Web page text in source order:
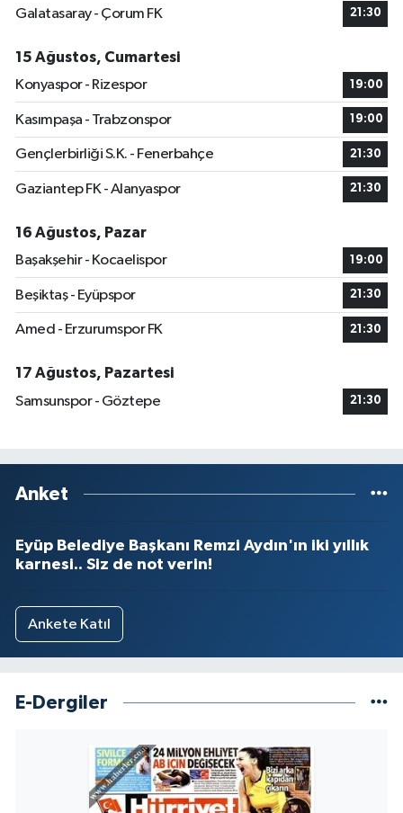
Galatasaray - Çorum FK
21:30
15 Ağustos, Cumartesi
Konyaspor - Rizespor
19:00
Kasımpaşa - Trabzonspor 19:00
Gençlerbirliği S.K. - Fenerbahçe 21:30
Gaziantep FK - Alanyaspor 21:30
16 Ağustos, Pazar
Başakşehir - Kocaelispor
19:00
Beşiktaş - Eyüpspor 21:30
Amed - Erzurumspor FK 21:30
17 Ağustos, Pazartesi
Samsunspor - Göztepe
21:30
Anket
Eyüp Belediye Başkanı Remzi Aydın'ın iki yıllık
karnesi.. Siz de not verin!
Ankete Katıl
E-Dergiler